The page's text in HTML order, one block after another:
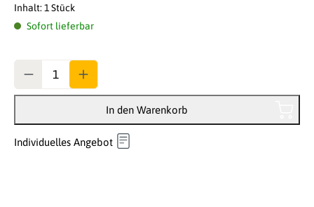
Inhalt: 1 Stück
Sofort lieferbar
In den Warenkorb
Individuelles Angebot